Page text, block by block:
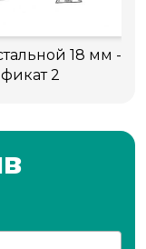
18 мм -
2